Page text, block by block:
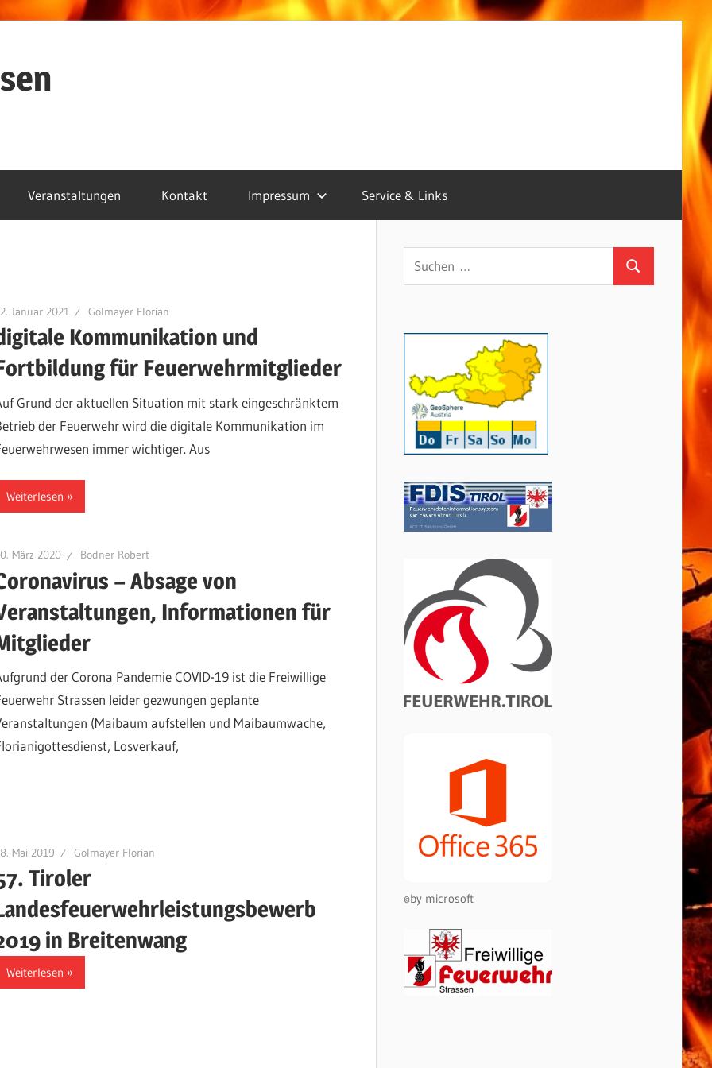
Veranstaltungen Kontakt Impressum Service & Links
Januar 2021 Golmayer Florian
Kommunikation und
für Feuerwehrmitglieder
Grund der aktuellen Situation mit stark eingeschränktem
der Feuerwehr wird die digitale Kommunikation im
immer wichtiger. Aus
Weiterlesen
März 2020 Bodner Robert
– Absage von
Informationen für
der Corona Pandemie COVID-19 ist die Freiwillige
Strassen leider gezwungen geplante
(Maibaum aufstellen und Maibaumwache,
Losverkauf,
Mai 2019 Golmayer Florian
Tiroler
in Breitenwang
Weiterlesen
Suchen
nach:
Suchen
©by microsoft